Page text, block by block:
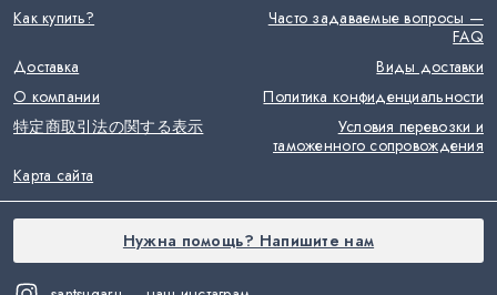
Как купить?
Часто задаваемые вопросы —
FAQ
Доставка
Виды доставки
О компании
Политика конфиденциальности
特定商取引法の関する表示
Условия перевозки и
таможенного сопровождения
Карта сайта
Нужна помощь? Напишите нам